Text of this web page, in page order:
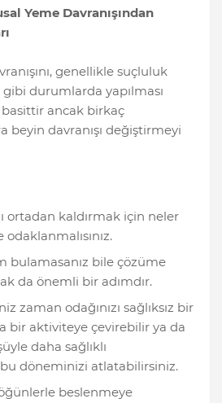
Yeme Davranışından
genellikle suçluluk
durumlarda yapılması
ancak birkaç
beyin davranışı değiştirmeyi
ortadan kaldırmak için neler
bulamasanız bile çözüme
da önemli bir adımdır.
zaman odağınızı sağlıksız bir
bir aktiviteye çevirebilir ya da
daha sağlıklı
bu döneminizi atlatabilirsiniz.
beslenmeye